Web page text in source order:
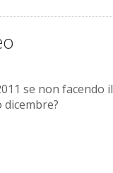
se non facendo il